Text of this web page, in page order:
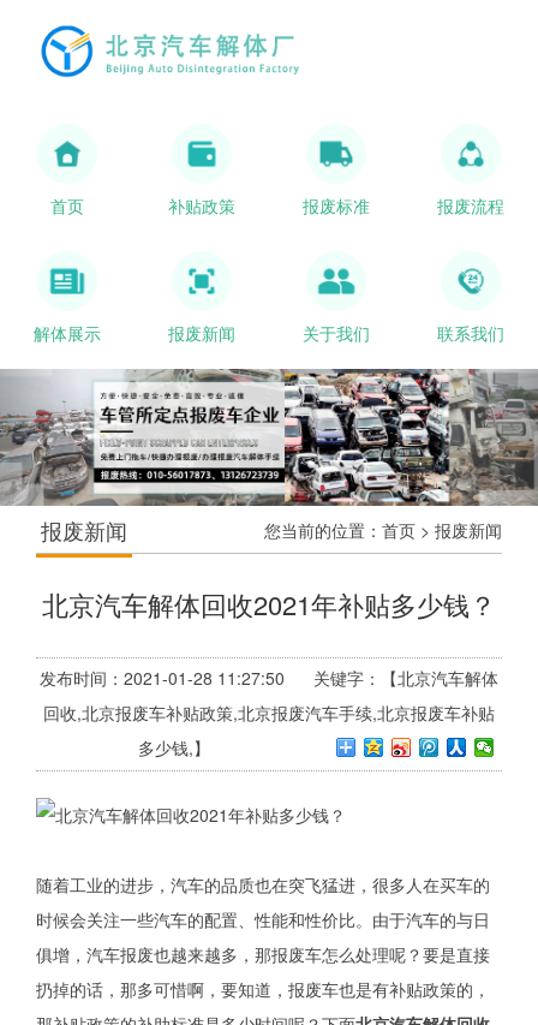
首页 补贴政策 报废标准 报废流程
解体展示 报废新闻 关于我们 联系我们
报废新闻 您当前的位置： 首页 > 报废新闻
北京汽车解体回收2021年补贴多少钱？
发布时间：2021-01-28 11:27:50 关键字：【北京汽车解体
回收,北京报废车补贴政策,北京报废汽车手续,北京报废车补贴
多少钱,】
随着工业的进步，汽车的品质也在突飞猛进，很多人在买车的
时候会关注一些汽车的配置、性能和性价比。由于汽车的与日
俱增，汽车报废也越来越多，那报废车怎么处理呢？要是直接
扔掉的话，那多可惜啊，要知道，报废车也是有补贴政策的，